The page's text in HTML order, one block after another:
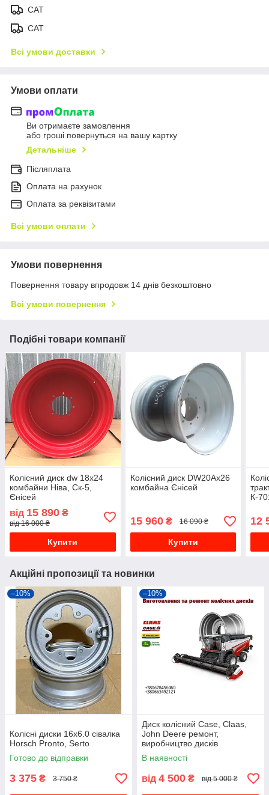
САТ
САТ
Всі умови доставки
Умови оплати
Ви отримаєте замовлення
або гроші повернуться на вашу картку
Детальніше
Післяплата
Оплата на рахунок
Оплата за реквізитами
Всі умови оплати
Умови повернення
Повернення товару впродовж 14 днів безкоштовно
Всі умови повернення
Подібні товари компанії
Колісний диск dw 18x24
комбайни Ніва, Ск-5,
Єнісей
від 15 890 ₴
від 16 000 ₴
Купити
Колісний диск DW20Ax26
комбайна Єнісей
15 960₴ 16 090 ₴
Купити
К-
12
Акційні пропозиції та новинки
–10%
Колісні диски 16x6.0 сівалка
Horsch Pronto, Serto
Готово до відправки
3 375 ₴ 3 750 ₴
–10%
Диск колісний Case, Claas,
John Deere ремонт,
виробництво дисків
В наявності
від 4 500 ₴ від 5 000 ₴